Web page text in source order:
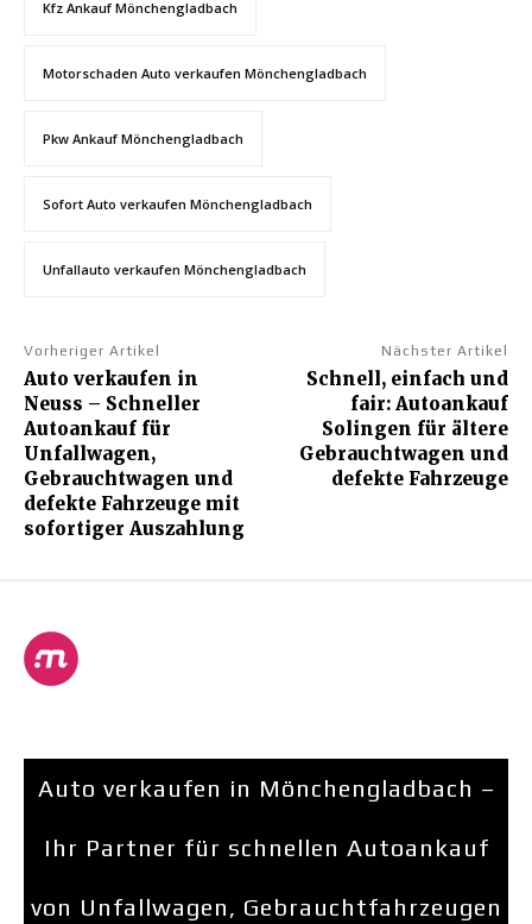
Kfz Ankauf Mönchengladbach
Motorschaden Auto verkaufen Mönchengladbach
Pkw Ankauf Mönchengladbach
Sofort Auto verkaufen Mönchengladbach
Unfallauto verkaufen Mönchengladbach
Vorheriger Artikel
Auto verkaufen in
Neuss – Schneller
Autoankauf für
Unfallwagen,
Gebrauchtwagen und
defekte Fahrzeuge mit
sofortiger Auszahlung
Nächster Artikel
Schnell, einfach und
fair: Autoankauf
Solingen für ältere
Gebrauchtwagen und
defekte Fahrzeuge
Auto verkaufen in Mönchengladbach –
Ihr Partner für schnellen Autoankauf
von Unfallwagen, Gebrauchtfahrzeugen